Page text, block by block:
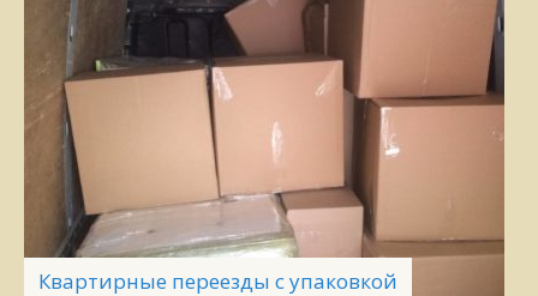
Квартирные переезды с упаковкой